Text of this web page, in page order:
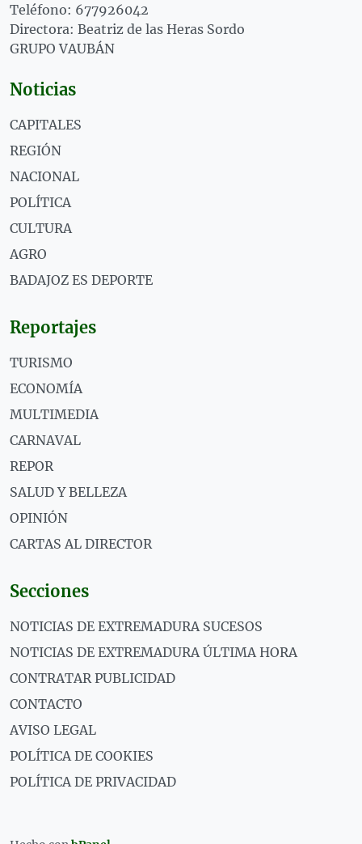
Teléfono: 677926042
Directora: Beatriz de las Heras Sordo
GRUPO VAUBÁN
Noticias
CAPITALES
REGIÓN
NACIONAL
POLÍTICA
CULTURA
AGRO
BADAJOZ ES DEPORTE
Reportajes
TURISMO
ECONOMÍA
MULTIMEDIA
CARNAVAL
REPOR
SALUD Y BELLEZA
OPINIÓN
CARTAS AL DIRECTOR
Secciones
NOTICIAS DE EXTREMADURA SUCESOS
NOTICIAS DE EXTREMADURA ÚLTIMA HORA
CONTRATAR PUBLICIDAD
CONTACTO
AVISO LEGAL
POLÍTICA DE COOKIES
POLÍTICA DE PRIVACIDAD